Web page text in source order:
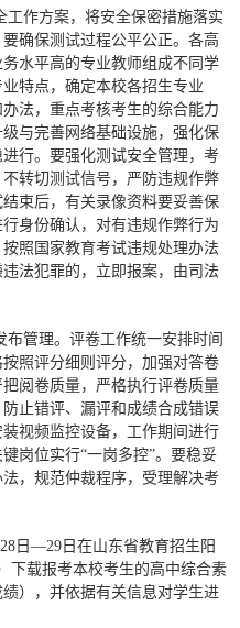
工作方案，将安全保密措施落实
确保测试过程公平公正。各高
水平高的专业教师组成不同学
特点，确定本校各招生专业
法，重点考核考生的综合能力
与完善网络基础设施，强化保
行。要强化测试安全管理，考
转切测试信号，严防违规作弊
束后，有关录像资料要妥善保
身份确认，对有违规作弊行为
照国家教育考试违规处理办法
法犯罪的，立即报案，由司法
布管理。评卷工作统一安排时间
照评分细则评分，加强对答卷
阅卷质量，严格执行评卷质量
止错评、漏评和成绩合成错误
视频监控设备，工作期间进行
岗位实行“一岗多控”。要稳妥
，规范仲裁程序，受理解决考
日—29日在山东省教育招生阳
下载报考本校考生的高中综合素
），并依据有关信息对学生进